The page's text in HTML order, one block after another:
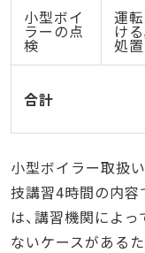
小型ボイ
ラーの点
検
運
け
処
合計
小型ボイラー取扱
技講習4時間の内容
は、講習機関によ
ないケースがある